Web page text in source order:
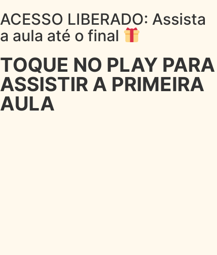
ACESSO LIBERADO: Assista
a aula até o final
TOQUE NO PLAY PARA
ASSISTIR A PRIMEIRA
AULA